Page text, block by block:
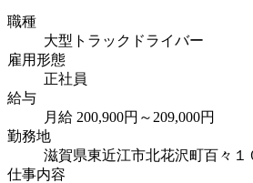
職種
大型トラックドライバー
雇用形態
正社員
給与
月給 200,900円～209,000円
勤務地
滋賀県東近江市北花沢町百々１
仕事内容